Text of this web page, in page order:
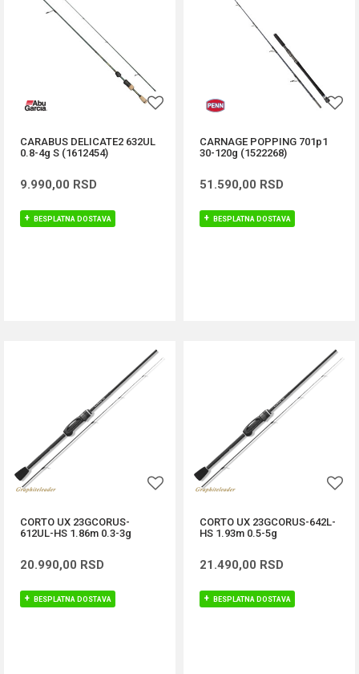
CARABUS DELICATE2 632UL
0.8-4g S (1612454)
9.990,00 RSD
BESPLATNA DOSTAVA
CARNAGE POPPING 701p1
30-120g (1522268)
51.590,00 RSD
BESPLATNA DOSTAVA
CORTO UX 23GCORUS-
612UL-HS 1.86m 0.3-3g
20.990,00 RSD
BESPLATNA DOSTAVA
CORTO UX 23GCORUS-642L-
HS 1.93m 0.5-5g
21.490,00 RSD
BESPLATNA DOSTAVA